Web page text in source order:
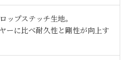
ップステッチ生地。
ーに比べ耐久性と剛性が向上す